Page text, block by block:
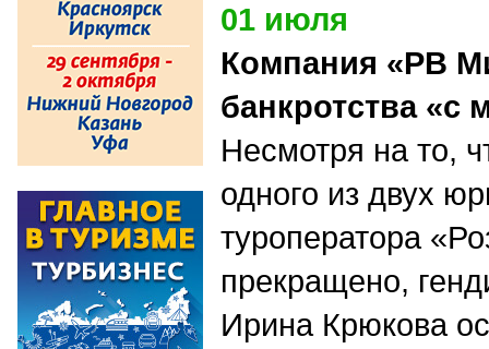
01 июля
Компания «РВ
банкротства «с
Несмотря на то,
одного из двух
туроператора
прекращено,
Ирина Крюкова